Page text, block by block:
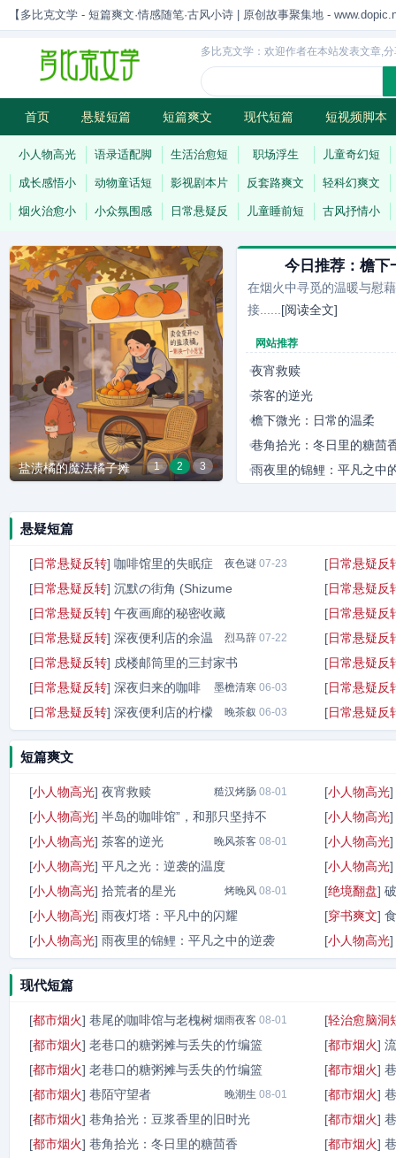
【多比克文学 - 短篇爽文·情感随笔·古风小诗 | 原创故事聚集地 -
多比克文学：欢迎作者在本站发表文章,
首页 悬疑短篇 短篇爽文 现代短篇 短视频脚本
古风小诗 科幻短篇 现代小诗 连载
小人物高光 语录适配脚 生活治愈短 职场浮生 儿童奇幻短
成长感悟小 动物童话短 影视剧本片 反套路爽文 轻科幻爽文
烟火治愈小 小众氛围感 日常悬疑反 儿童睡前短 古风抒情小
今日推荐： 檐下
在烟火中寻觅的温暖与慰
接...... [阅读全文]
网站推荐
夜宵救赎
茶客的逆光
檐下微光：日常的温柔
巷角拾光：冬日里的糖茴
雨夜里的锦鲤：平凡之中
盐渍橘的魔法橘子摊 瓷釉色的星际漫游笔记
1 2 3
悬疑短篇
[日常悬疑反转] 咖啡馆里的失眠症 夜色谜 07-23
[日常悬疑反转] 沉默の街角 (Shizume
九尺钢枪
[日常悬疑反转] 午夜画廊的秘密收藏
狂樵子 07-23
[日常悬疑反转] 深夜便利店的余温 烈马辞 07-22
[日常悬疑反转] 戍楼邮筒里的三封家书
硬糖客 06-06
[日常悬疑反转] 深夜归来的咖啡 墨檐清寒 06-03
[日常悬疑反转] 深夜便利店的柠檬 晚茶叙 06-03
[日常悬疑反
[日常悬疑反
[日常悬疑反
[日常悬疑反
[日常悬疑反
[日常悬疑反
[日常悬疑反
短篇爽文
[小人物高光] 夜宵救赎 糙汉烤肠 08-01
[小人物高光] 半岛的咖啡馆”，和那只坚持不
晚风茶客 08-01
[小人物高光] 茶客的逆光 晚风茶客 08-01
[小人物高光] 平凡之光：逆袭的温度
烟火客 08-01
[小人物高光] 拾荒者的星光 烤晚风 08-01
[小人物高光] 雨夜灯塔：平凡中的闪耀
晨光暖08-01
[小人物高光] 雨夜里的锦鲤：平凡之中的逆袭
[小人物高光]
[小人物高光]
[小人物高光]
[小人物高光]
[绝境翻盘]
[穿书爽文]
[小人物高光]
现代短篇
[都市烟火] 巷尾的咖啡馆与老槐树烟雨夜客 08-01
[都市烟火] 老巷口的糖粥摊与丢失的竹编篮
晚风眠08-01
[都市烟火] 老巷口的糖粥摊与丢失的竹编篮
晚渡舟 08-01
[都市烟火] 巷陌守望者 晚潮生 08-01
[都市烟火] 巷角拾光：豆浆香里的旧时光
晨烟
[都市烟火] 巷角拾光：冬日里的糖茴香
[轻治愈脑洞
[都市烟火]
[都市烟火]
[都市烟火]
[都市烟火]
[都市烟火]